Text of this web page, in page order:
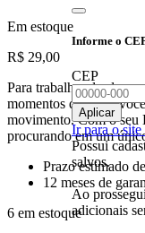
Informe o
CEP
Aplicar
Ir para o
Possui
salvos.
Ao
adicionais
Em estoque
R$ 29,00
Para trabalhar desde
momentos de lazer,
movimento. Com o seu
procurando em um
Prazo estimado
12 meses de
6 em estoque